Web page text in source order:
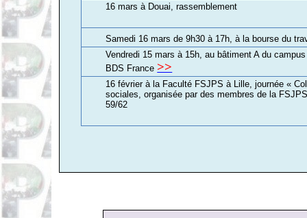
16 mars à Douai, rassemblement
Samedi 16 mars de 9h30 à 17h, à la bourse du
Vendredi 15 mars à 15h, au bâtiment A du
BDS France >>
16 février à la Faculté FSJPS à Lille, journée «
sociales, organisée par des membres de la
59/62